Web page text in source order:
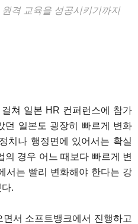
격 교육을 성공시키기까지
쳐 일본 HR 컨퍼런스에 참가
던 일본도 굉장히 빠르게 변화
치나 행정면에 있어서는 확실
경우 어느 때보다 빠르게 변
서는 빨리 변화해야 한다는 강
.
서 소프트뱅크에서 진행하고